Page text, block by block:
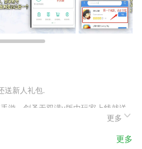
送新人礼包.
游，剑圣无双满v版中玩家上线就送
多获得奖励免费领取，大量元宝和时
个仙侠世界，带你体验仙侠世界的奇
更多
更多